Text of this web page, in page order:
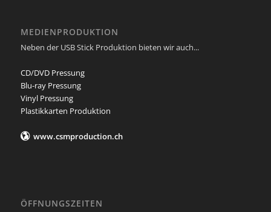
MEDIENPRODUKTION
Neben der USB Stick Produktion bieten wir auch...
CD/DVD Pressung
Blu-ray Pressung
Vinyl Pressung
Plastikkarten Produktion
www.csmproduction.ch
ÖFFNUNGSZEITEN